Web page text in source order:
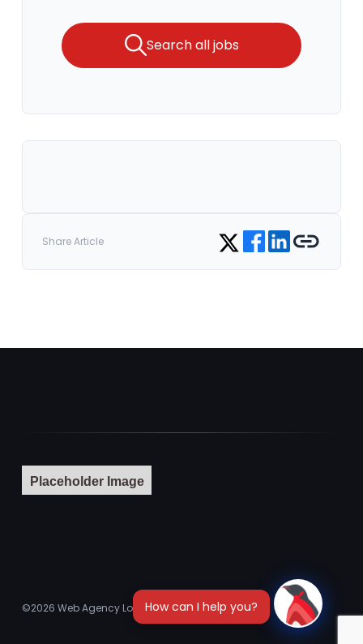
Search all jobs
Share Article Share on Twitter
Share on Facebook
Share on LinkedIn
Copy link
Placeholder Image
©2026 Web Agency London